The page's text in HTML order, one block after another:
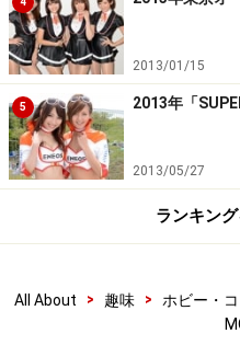
2013/01/15
5 2013年「
2013/05/27
ランキン
All About > 趣味 > ホビー・